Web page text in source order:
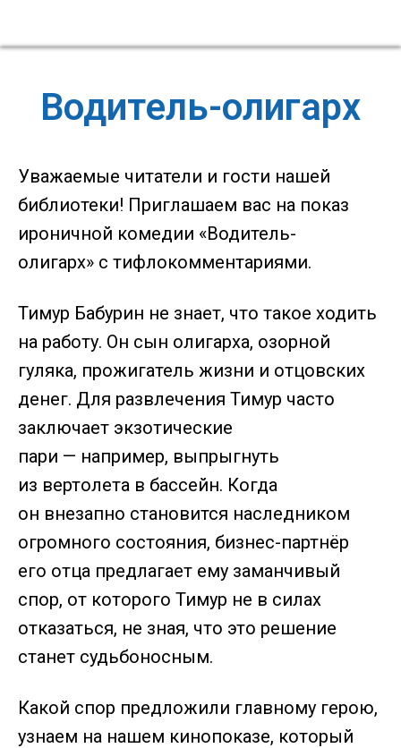
Водитель-олигарх
Уважаемые читатели и гости нашей
библиотеки! Приглашаем вас на показ
ироничной комедии «Водитель-
олигарх» с тифлокомментариями.
Тимур Бабурин не знает, что такое ходить
на работу. Он сын олигарха, озорной
гуляка, прожигатель жизни и отцовских
денег. Для развлечения Тимур часто
заключает экзотические
пари — например, выпрыгнуть
из вертолета в бассейн. Когда
он внезапно становится наследником
огромного состояния, бизнес-партнёр
его отца предлагает ему заманчивый
спор, от которого Тимур не в силах
отказаться, не зная, что это решение
станет судьбоносным.
Какой спор предложили главному герою,
узнаем на нашем кинопоказе, который